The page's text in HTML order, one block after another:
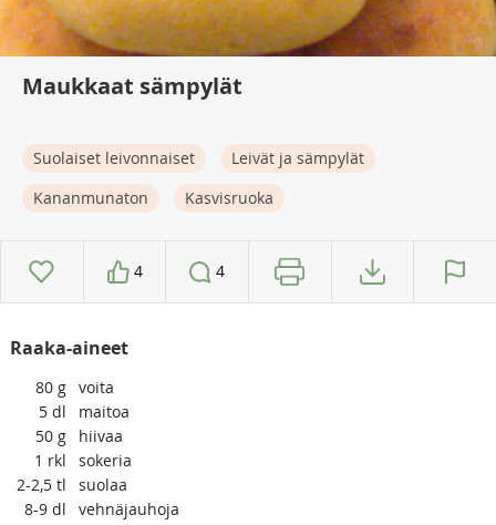
Maukkaat sämpylät
Suolaiset leivonnaiset
Leivät ja sämpylät
Kananmunaton
Kasvisruoka
4 4
Raaka-aineet
80 g voita
5 dl
maitoa
50 g
hiivaa
1 rkl
sokeria
2-2,5 tl
suolaa
8-9 dl
vehnäjauhoja